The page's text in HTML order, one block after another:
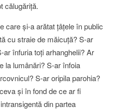
călugăriţă.
care şi-a arătat ţâţele în public
cu straie de măicuţă? S-ar
înfuria toţi arhanghelii? Ar
la lumânări? S-ar înfoia
S-ar oripila parohia?
şi în fond de ce ar fi
din partea